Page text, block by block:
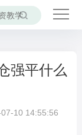
强平什么
10 14:55:56